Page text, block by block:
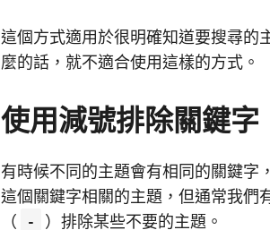
這個方式適用於很明確知道要搜尋的
麼的話，就不適合使用這樣的方式。
使用減號排除關鍵字
有時候不同的主題會有相同的關鍵字
這個關鍵字相關的主題，但通常我們
（
- ）排除某些不要的主題。